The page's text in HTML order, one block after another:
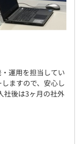
。
くらいです。
運用を担当してい
ますので、安心し
社後は3ヶ月の社外